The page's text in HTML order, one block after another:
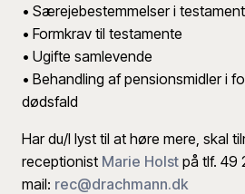
• Særejebestemmelser i
• Formkrav til testamente
• Ugifte samlevende
• Behandling af pensionsmidler i
dødsfald
Har du/I lyst til at høre mere, skal
receptionist Marie Holst på tlf. 49
mail: rec@drachmann.dk